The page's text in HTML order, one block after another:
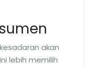
akan
lebih memilih